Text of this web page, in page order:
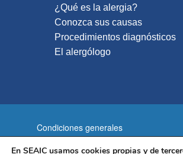
¿Qué es la alergia?
Conozca sus causas
Procedimientos diagnósticos
El alergólogo
Condiciones generales
Política de privacidad
En SEAIC usamos cookies propias y de